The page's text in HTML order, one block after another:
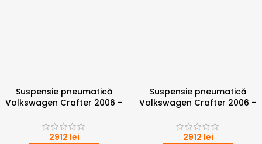
Suspensie pneumatică
Volkswagen Crafter 2006 –
2912 lei
Suspensie pneumatică
Volkswagen Crafter 2006 –
compresor
2912 lei